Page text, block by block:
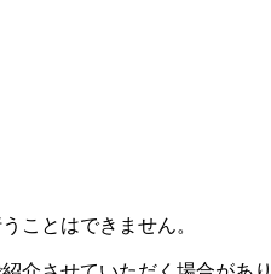
ことはできません。